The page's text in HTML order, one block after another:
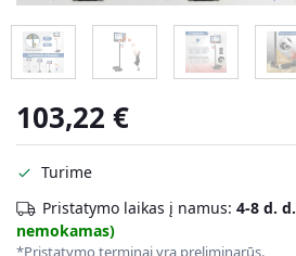
103,22 €
Turime
Pristatymo laikas į namus: 4-8 d. d.
nemokamas)
*Pristatymo terminai yra preliminarūs.